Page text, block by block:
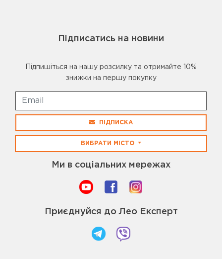
Підписатись на новини
Підпишіться на нашу розсилку та отримайте 10%
знижки на першу покупку
ПІДПИСКА
ВИБРАТИ МІСТО
Ми в соціальних мережах
Приєднуйся до Лео Експерт